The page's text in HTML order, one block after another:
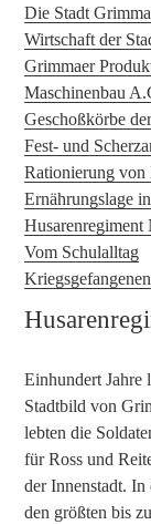
Die Stadt
Wirtschaft der
Grimmaer
Maschinenbau
Geschoßkörbe
Fest- und
Rationierung von
Ernährungslage
Vom Schulalltag
Einhundert Jahre
Stadtbild von
lebten die
für Ross und
der Innenstadt.
den größten bis